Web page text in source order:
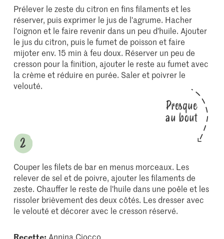
Prélever le zeste du citron en fins filaments et les
réserver, puis exprimer le jus de l'agrume. Hacher
l'oignon et le faire revenir dans un peu d'huile. Ajouter
le jus du citron, puis le fumet de poisson et faire
mijoter env. 15 min à feu doux. Réserver un peu de
cresson pour la finition, ajouter le reste au fumet avec
la crème et réduire en purée. Saler et poivrer le
velouté.
Presque
au bout
Couper les filets de bar en menus morceaux. Les
relever de sel et de poivre, ajouter les filaments de
zeste. Chauffer le reste de l'huile dans une poêle et les
rissoler brièvement des deux côtés. Les dresser avec
le velouté et décorer avec le cresson réservé.
Recette: Annina Ciocco